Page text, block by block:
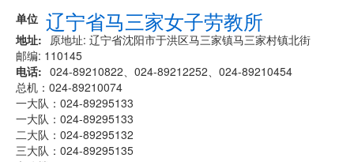
单位 辽宁省马三家女子劳教所
地址
原地址: 辽宁省沈阳市于洪区马三家镇马三家村镇北街
邮编: 110145
电话
024-89210822、024-89212252、024-89210454
总机：024-89210074
一大队：024-89295133
一大队：024-89295133
二大队：024-89295132
三大队：024-89295135